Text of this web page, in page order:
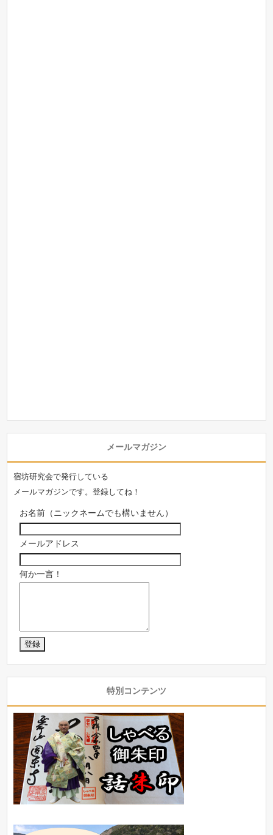
メールマガジン
宿坊研究会で発行している
メールマガジンです。登録してね！
お名前（ニックネームでも構いません）
メールアドレス
何か一言！
特別コンテンツ